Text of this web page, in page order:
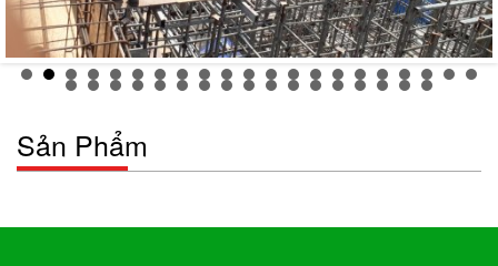
Sản Phẩm